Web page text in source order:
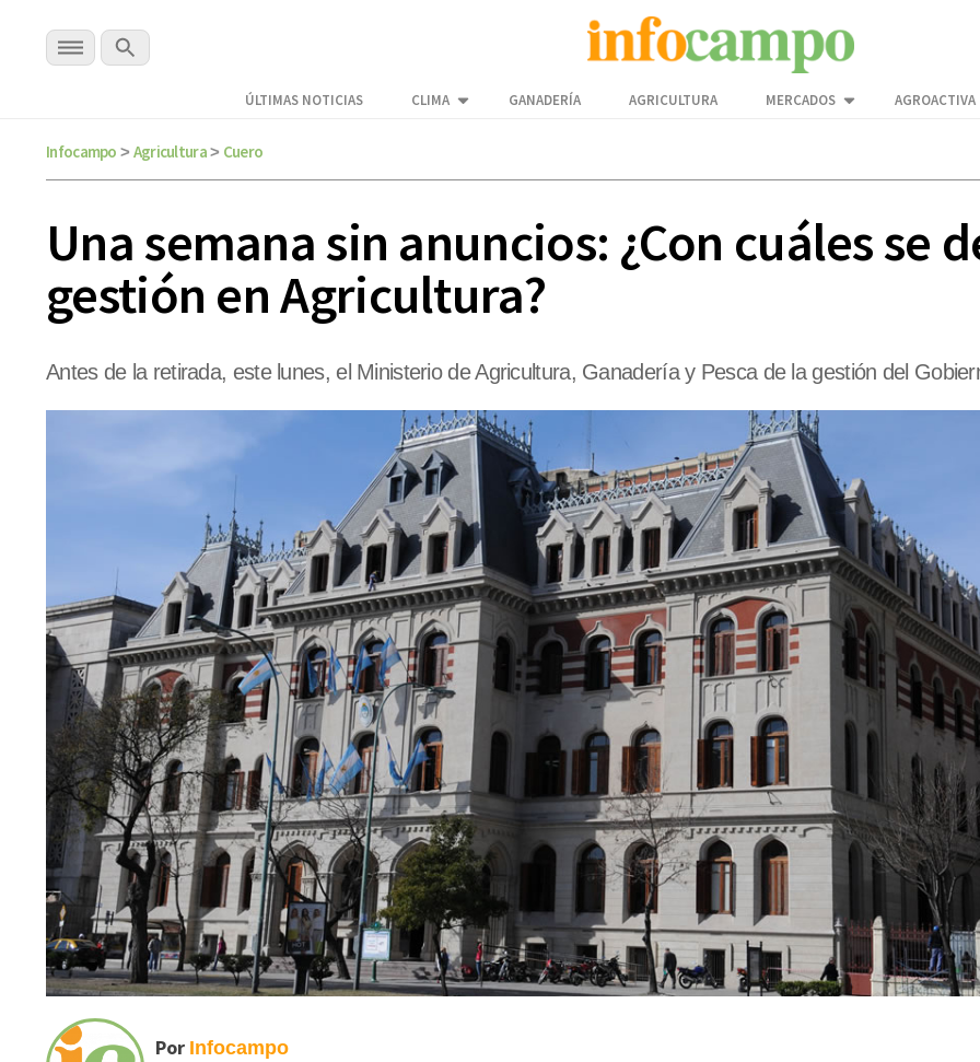
ÚLTIMAS NOTICIAS CLIMA GANADERÍA AGRICULTURA MERCADOS AGROACTIVA
Infocampo > Agricultura> Cuero
Una semana sin anuncios: ¿Con cuáles se
gestión en Agricultura?
Antes de la retirada, este lunes, el Ministerio de Agricultura, Ganadería y Pesca de la gestión del
Por Infocampo